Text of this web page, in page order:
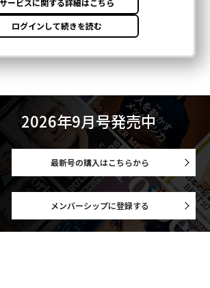
2026年9月号発売中
最新号の購入はこちらから
メンバーシップに登録する